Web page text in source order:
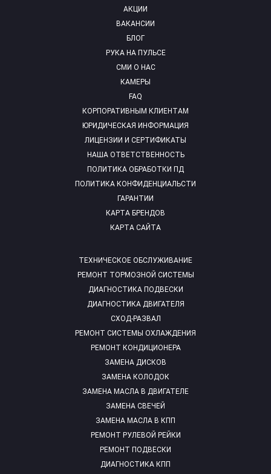
АКЦИИ
ВАКАНСИИ
БЛОГ
РУКА НА ПУЛЬСЕ
СМИ О НАС
КАМЕРЫ
FAQ
ТЕХНИЧЕСКОЕ ОБСЛУЖИВАНИЕ
РЕМОНТ ТОРМОЗНОЙ СИСТЕМЫ
ДИАГНОСТИКА ПОДВЕСКИ
ДИАГНОСТИКА ДВИГАТЕЛЯ
СХОД-РАЗВАЛ
РЕМОНТ СИСТЕМЫ ОХЛАЖДЕНИЯ
РЕМОНТ КОНДИЦИОНЕРА
ЗАМЕНА ДИСКОВ
ЗАМЕНА КОЛОДОК
ЗАМЕНА МАСЛА В ДВИГАТЕЛЕ
ЗАМЕНА СВЕЧЕЙ
ЗАМЕНА МАСЛА В КПП
РЕМОНТ РУЛЕВОЙ РЕЙКИ
РЕМОНТ ПОДВЕСКИ
ДИАГНОСТИКА КПП
КОРПОРАТИВНЫМ КЛИЕНТАМ
ЮРИДИЧЕСКАЯ ИНФОРМАЦИЯ
ЛИЦЕНЗИИ И СЕРТИФИКАТЫ
НАША ОТВЕТСТВЕННОСТЬ
ПОЛИТИКА ОБРАБОТКИ ПД
ПОЛИТИКА КОНФИДЕНЦИАЛЬСТИ
ГАРАНТИИ
КАРТА БРЕНДОВ
КАРТА САЙТА